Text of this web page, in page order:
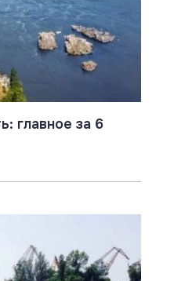
главное за 6